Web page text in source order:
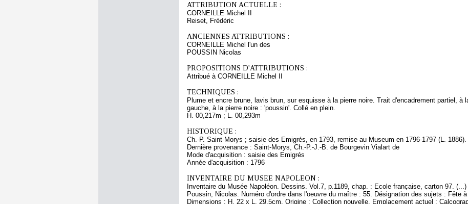
ATTRIBUTION ACTUELLE :
CORNEILLE Michel II
Reiset, Frédéric
ANCIENNES ATTRIBUTIONS :
CORNEILLE Michel l'un des
POUSSIN Nicolas
PROPOSITIONS D'ATTRIBUTIONS :
Attribué à CORNEILLE Michel II
TECHNIQUES :
Plume et encre brune, lavis brun, sur esquisse à la pierre noire. Trait d'encadrement partiel, à
gauche, à la pierre noire : 'poussin'. Collé en plein.
H. 00,217m ; L. 00,293m
HISTORIQUE :
Ch.-P. Saint-Morys ; saisie des Emigrés, en 1793, remise au Museum en 1796-1797 (L. 1886).
Dernière provenance : Saint-Morys, Ch.-P.-J.-B. de Bourgevin Vialart de
Mode d'acquisition : saisie des Emigrés
Année d'acquisition : 1796
INVENTAIRE DU MUSEE NAPOLEON :
Inventaire du Musée Napoléon. Dessins. Vol.7, p.1189, chap. : Ecole française, carton 97.
Poussin, Nicolas. Numéro d'ordre dans l'oeuvre du maître : 55. Désignation des sujets : Fête
Dimensions : H. 22 x L. 29,5cm. Origine : Collection nouvelle. Emplacement actuel :